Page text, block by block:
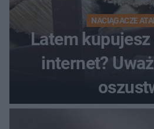
NACIĄGACZE
Latem kupujesz
internet?